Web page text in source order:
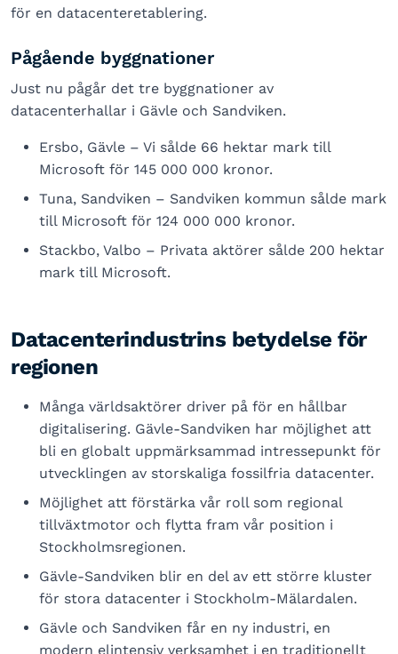
för en datacenteretablering.
Pågående byggnationer
Just nu pågår det tre byggnationer av
datacenterhallar i Gävle och Sandviken.
Ersbo, Gävle – Vi sålde 66 hektar mark till
Microsoft för 145 000 000 kronor.
Tuna, Sandviken – Sandviken kommun sålde mark
till Microsoft för 124 000 000 kronor.
Stackbo, Valbo – Privata aktörer sålde 200 hektar
mark till Microsoft.
Datacenterindustrins betydelse för
regionen
Många världsaktörer driver på för en hållbar
digitalisering. Gävle-Sandviken har möjlighet att
bli en globalt uppmärksammad intressepunkt för
utvecklingen av storskaliga fossilfria datacenter.
Möjlighet att förstärka vår roll som regional
tillväxtmotor och flytta fram vår position i
Stockholmsregionen.
Gävle-Sandviken blir en del av ett större kluster
för stora datacenter i Stockholm-Mälardalen.
Gävle och Sandviken får en ny industri, en
modern elintensiv verksamhet i en traditionellt